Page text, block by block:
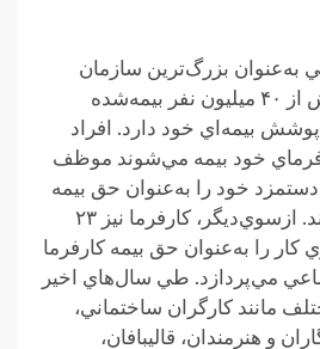
به‌عنوان بزرگ‌ترين سازمان
بيمه‌گر خاورميانه، بيش از ۴۰ ميليون نفر بيمه‌شده
بيمه‌اي خود دارد. افراد
خود بيمه مي‌شوند موظف
خود را به‌عنوان حق بيمه
به اين سازمان بپردازند. از‌سوي‌ديگر، کارفرما نيز ۲۳
کار را به‌عنوان حق بيمه کارفرما
مي‌پردازد. طي سال‌هاي اخير
مانند کارگران ساختماني،
و هنرمندان، قاليبافان،